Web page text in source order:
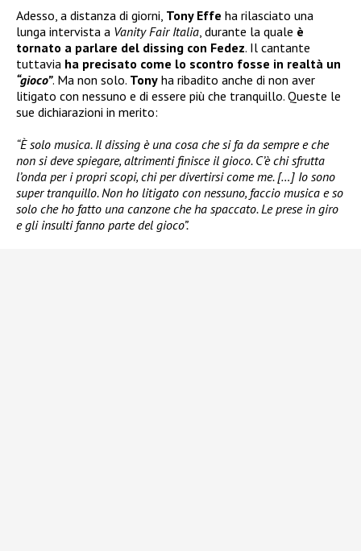
Adesso, a distanza di giorni, Tony Effe ha rilasciato una
lunga intervista a Vanity Fair Italia, durante la quale è
tornato a parlare del dissing con Fedez. Il cantante
tuttavia ha precisato come lo scontro fosse in realtà un
“gioco”. Ma non solo. Tony ha ribadito anche di non aver
litigato con nessuno e di essere più che tranquillo. Queste le
sue dichiarazioni in merito:
“È solo musica. Il dissing è una cosa che si fa da sempre e che
non si deve spiegare, altrimenti finisce il gioco. C’è chi sfrutta
l’onda per i propri scopi, chi per divertirsi come me. […] Io sono
super tranquillo. Non ho litigato con nessuno, faccio musica e so
solo che ho fatto una canzone che ha spaccato. Le prese in giro
e gli insulti fanno parte del gioco”.